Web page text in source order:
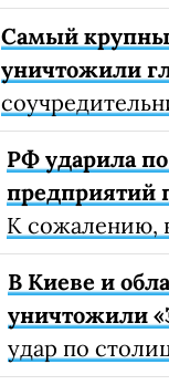
Самый
уничтожили
РФ ударила
предприятий
К сожалению,
В Киеве и
уничтожили
удар по